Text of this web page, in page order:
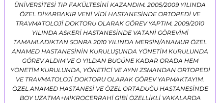
ÜNİVERSİTESİ TIP FAKÜLTESİNİ KAZANDIM. 2005/2009 YILINDA
ÖZEL DİYARBAKIR VENİ VİDİ HASTANESİNDE ORTOPEDİ VE
TRAVMATOLOJİ DOKTORU OLARAK GÖREV YAPTIM. 2009/2010
YILINDA ASKERİ HASTANESİNDE VATANİ GÖREVİMİ
TAMAMLADIKTAN SONRA 2010 YILINDA MERSİN/ANAMUR ÖZEL
ANAMED HASTANESİNİN KURULUŞUNDA YÖNETİM KURULUNDA
GÖREV ALDIM VE O YILDAN BUGÜNE KADAR ORADA HEM
YÖNETİM KURULUNDA, YÖNETİCİ VE AYNI ZSMANDAN ORTOPEDİ
VE TRAVMATOLOJİ DOKTORU OLARAK GÖREV YAPMAKTAYIM.
ÖZEL ANAMED HASTANESİ VE ÖZEL ORTADUĞU HASTANESİNDE
BOY UZATMA+MİKROCERRAHİ GİBİ ÖZELLİKLİ VAKALARDA